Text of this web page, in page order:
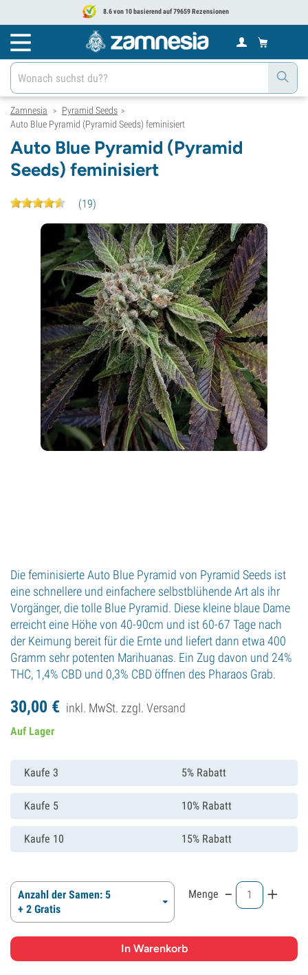
8.6 von 10 basierend auf 79659 Rezensionen
Zamnesia > Pyramid Seeds >
Auto Blue Pyramid (Pyramid Seeds) feminisiert
Auto Blue Pyramid (Pyramid
Seeds) feminisiert
(19)
Die feminisierte Auto Blue Pyramid von Pyramid Seeds ist
eine schnellere und einfachere selbstblühende Art als ihr
Vorgänger, die tolle Blue Pyramid. Diese kleine blaue Dame
erreicht eine Höhe von 40-90cm und ist 60-67 Tage nach
der Keimung bereit für die Ernte und liefert dann etwa 400
Gramm sehr potenten Marihuanas. Ein Zug davon und 24%
THC, 1,4% CBD und 0,3% CBD öffnen des Pharaos Grab.
30,00 € inkl. MwSt. zzgl. Versand
Auf Lager
Kaufe 3 5% Rabatt
Kaufe 5 10% Rabatt
Kaufe 10 15% Rabatt
Anzahl der Samen: 5
+ 2 Gratis
Menge - +